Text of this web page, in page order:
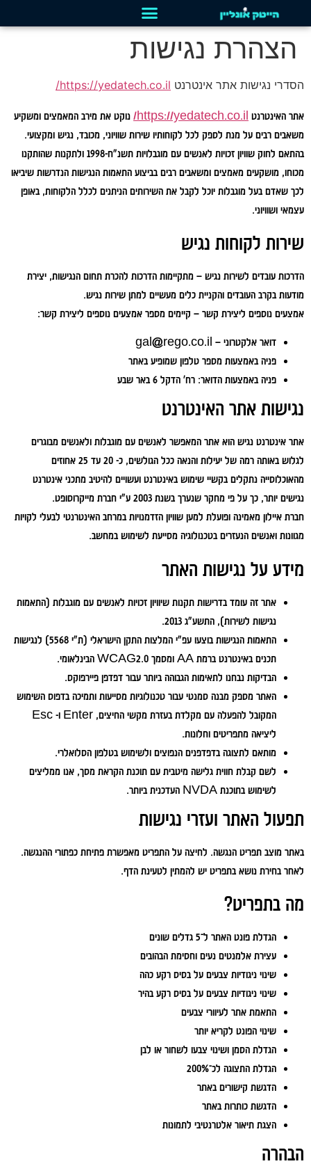
הצהרת נגישות
הסדרי נגישות אתר אינטרנט https://yedatech.co.il/
אתר האינטרנט https://yedatech.co.il/
נוקט את מירב המאמצים ומשקיע
משאבים רבים על מנת לספק לכל לקוחותיו שירות שוויוני, מכובד, נגיש ומקצועי.
בהתאם לחוק שוויון זכויות לאנשים עם מוגבלויות תשנ"ח-1998 ולתקנות שהותקנו
מכוחו, מושקעים מאמצים ומשאבים רבים בביצוע התאמות הנגישות הנדרשות שיביאו
לכך שאדם בעל מוגבלות יוכל לקבל את השירותים הניתנים לכלל הלקוחות, באופן
עצמאי ושוויוני.
שירות לקוחות נגיש
הדרכות עובדים לשירות נגיש – מתקיימות הדרכות להכרת תחום הנגישות, יצירת
מודעות בקרב העובדים והקניית כלים מעשיים למתן שירות נגיש.
אמצעים נוספים ליצירת קשר – קיימים מספר אמצעים נוספים ליצירת קשר:
דואר אלקטרוני – gal@rego.co.il
פניה באמצעות מספר טלפון שמופיע באתר
פניה באמצעות הדואר: רח' הדקל 6 באר שבע
נגישות אתר האינטרנט
אתר אינטרנט נגיש הוא אתר המאפשר לאנשים עם מוגבלות ולאנשים מבוגרים
לגלוש באותה רמה של יעילות והנאה ככל הגולשים, כ- 20 עד 25 אחוזים
מהאוכלוסייה נתקלים בקשיי שימוש באינטרנט ועשויים להיטיב מתכני אינטרנט
נגישים יותר, כך על פי מחקר שנערך בשנת 2003 ע"י חברת מייקרוסופט.
חברת איילון מאמינה ופועלת למען שוויון הזדמנויות במרחב האינטרנטי לבעלי לקויות
מגוונות ואנשים הנעזרים בטכנולוגיה מסייעת לשימוש במחשב.
מידע על נגישות האתר
אתר זה עומד בדרישות תקנות שיוויון זכויות לאנשים עם מוגבלות (התאמות
נגישות לשירות), התשע"ג 2013.
התאמות הנגישות בוצעו עפ"י המלצות התקן הישראלי (ת"י 5568) לנגישות
תכנים באינטרנט ברמת AA ומסמך WCAG2.0 הבינלאומי.
הבדיקות נבחנו לתאימות הגבוהה ביותר עבור דפדפן פיירפוקס.
האתר מספק מבנה סמנטי עבור טכנולוגיות מסייעות ותמיכה בדפוס השימוש
המקובל להפעלה עם מקלדת בעזרת מקשי החיצים, Enter ו- Esc
ליציאה מתפריטים וחלונות.
מותאם לתצוגה בדפדפנים הנפוצים ולשימוש בטלפון הסלואלרי.
לשם קבלת חווית גלישה מיטבית עם תוכנת הקראת מסך, אנו ממליצים
לשימוש בתוכנת NVDA העדכנית ביותר.
תפעול האתר ועזרי נגישות
באתר מוצב תפריט הנגשה. לחיצה על התפריט מאפשרת פתיחת כפתורי ההנגשה.
לאחר בחירת נושא בתפריט יש להמתין לטעינת הדף.
מה בתפריט?
הגדלת פונט האתר ל־5 גדלים שונים
עצירת אלמנטים נעים וחסימת הבהובים
שינוי ניגודיות צבעים על בסיס רקע כהה
שינוי ניגודיות צבעים על בסיס רקע בהיר
התאמת אתר לעיוורי צבעים
שינוי הפונט לקריא יותר
הגדלת הסמן ושינוי צבעו לשחור או לבן
הגדלת התצוגה לכ־200%
הדגשת קישורים באתר
הדגשת כותרות באתר
הצגת תיאור אלטרנטיבי לתמונות
הבהרה